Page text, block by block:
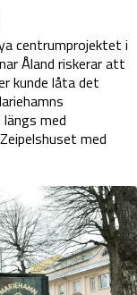
centrumprojektet i
Åland riskerar att
kunde låta det
med
med